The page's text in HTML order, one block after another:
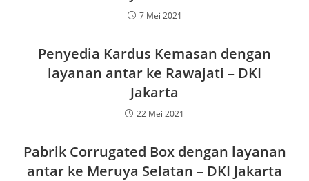
7 Mei 2021
Penyedia Kardus Kemasan dengan
layanan antar ke Rawajati – DKI
Jakarta
22 Mei 2021
Pabrik Corrugated Box dengan layanan
antar ke Meruya Selatan – DKI Jakarta